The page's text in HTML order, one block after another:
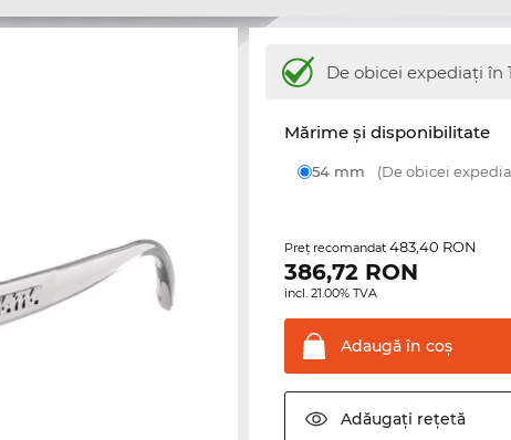
De obicei expediați în
Mărime şi disponibilitate
54 mm (De obicei
Preţ recomandat483,40 RON
386,72 RON
incl. 21.00% TVA
Adaugă în coş
Adăugați rețetă